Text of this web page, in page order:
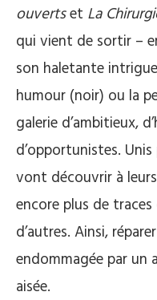
ouvertset La
qui vient de sortir –
son haletante
humour (noir) ou la
galerie d’ambitieux,
d’opportunistes.
vont découvrir à
encore plus de traces
d’autres. Ainsi,
endommagée par un
aisée.